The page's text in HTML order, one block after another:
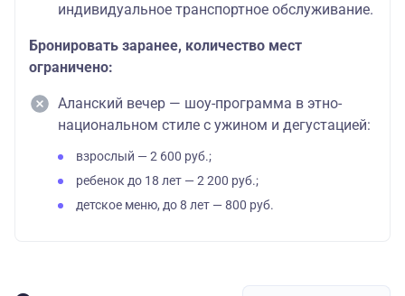
индивидуальное транспортное обслуживание.
Бронировать заранее, количество мест
ограничено:
Аланский вечер — шоу-программа в этно-
национальном стиле с ужином и дегустацией:
взрослый — 2 600 руб.;
ребенок до 18 лет — 2 200 руб.;
детское меню, до 8 лет — 800 руб.